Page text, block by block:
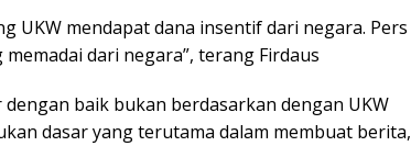
UKW mendapat dana insentif dari negara. Pers
dari negara”, terang Firdaus
baik bukan berdasarkan dengan UKW
dasar yang terutama dalam membuat berita,